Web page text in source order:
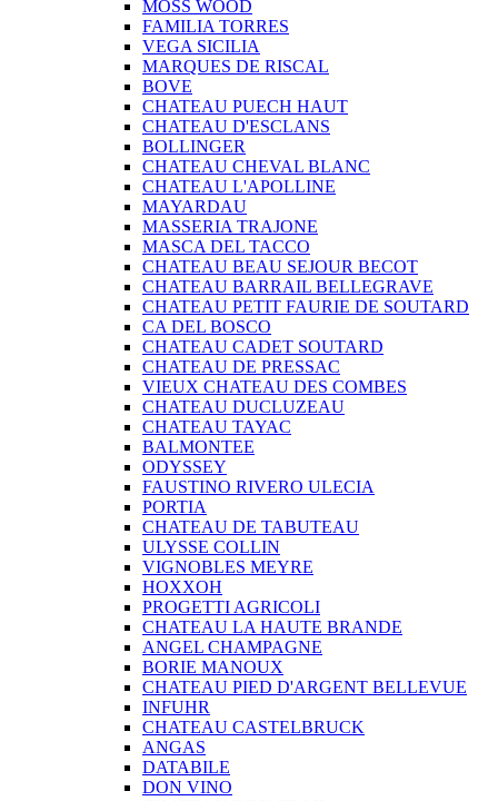
MOSS WOOD
FAMILIA TORRES
VEGA SICILIA
MARQUES DE RISCAL
BOVE
CHATEAU PUECH HAUT
CHATEAU D'ESCLANS
BOLLINGER
CHATEAU CHEVAL BLANC
CHATEAU L'APOLLINE
MAYARDAU
MASSERIA TRAJONE
MASCA DEL TACCO
CHATEAU BEAU SEJOUR BECOT
CHATEAU BARRAIL BELLEGRAVE
CHATEAU PETIT FAURIE DE SOUTARD
CA DEL BOSCO
CHATEAU CADET SOUTARD
CHATEAU DE PRESSAC
VIEUX CHATEAU DES COMBES
CHATEAU DUCLUZEAU
CHATEAU TAYAC
BALMONTEE
ODYSSEY
FAUSTINO RIVERO ULECIA
PORTIA
CHATEAU DE TABUTEAU
ULYSSE COLLIN
VIGNOBLES MEYRE
HOXXOH
PROGETTI AGRICOLI
CHATEAU LA HAUTE BRANDE
ANGEL CHAMPAGNE
BORIE MANOUX
CHATEAU PIED D'ARGENT BELLEVUE
INFUHR
CHATEAU CASTELBRUCK
ANGAS
DATABILE
DON VINO